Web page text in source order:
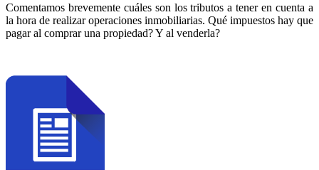
Comentamos brevemente cuáles son los tributos a tener en cuenta a
la hora de realizar operaciones inmobiliarias. Qué impuestos hay que
pagar al comprar una propiedad? Y al venderla?